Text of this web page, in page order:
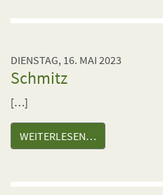
DIENSTAG, 16. MAI 2023
Schmitz
[…]
WEITERLESEN…